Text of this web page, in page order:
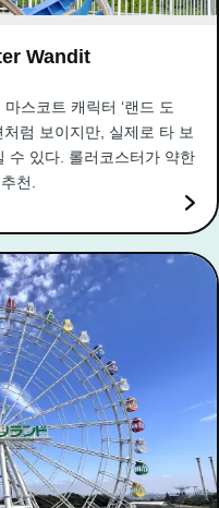
Wandit
스코트 캐릭터 ‘랜드 도
럼 보이지만, 실제로 타 보
수 있다. 롤러코스터가 약한
천.